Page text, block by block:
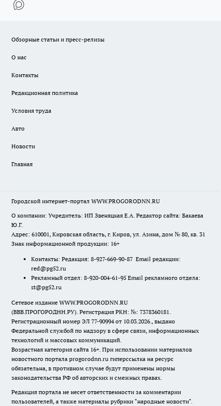
Обзорные статьи и пресс-релизы
О нас
Контакты
Редакционная политика
Условия труда
Авто
Новости
Главная
Городской интернет-портал WWW.PROGORODNN.RU
О компании: Учредитель: ИП Звеняцкая Е.А. Редактор сайта: Бакаева
Ю.Г.
Адрес: 610001, Кировская область, г. Киров, ул. Азина, дом № 80, кв. 31
Знак информационной продукции: 16+
Контакты: Редакция: 8-927-669-90-87 Email редакции:
red@pg52.ru
Рекламный отдел: 8-920-004-61-95 Email рекламного отдела:
st@pg52.ru
Сетевое издание WWW.PROGORODNN.RU
(ВВВ.ПРОГОРОДНН.РУ). Регистрация РКН: №: 7378360181.
Регистрационный номер ЭЛ 77-90994 от 10.03.2026., выдано
Федеральной службой по надзору в сфере связи, информационных
технологий и массовых коммуникаций.
Возрастная категория сайта 16+. При использовании материалов
новостного портала progorodnn.ru гиперссылка на ресурс
обязательна, в противном случае будут применены нормы
законодательства РФ об авторских и смежных правах.
Редакция портала не несет ответственности за комментарии
пользователей, а также материалы рубрики "народные новости".